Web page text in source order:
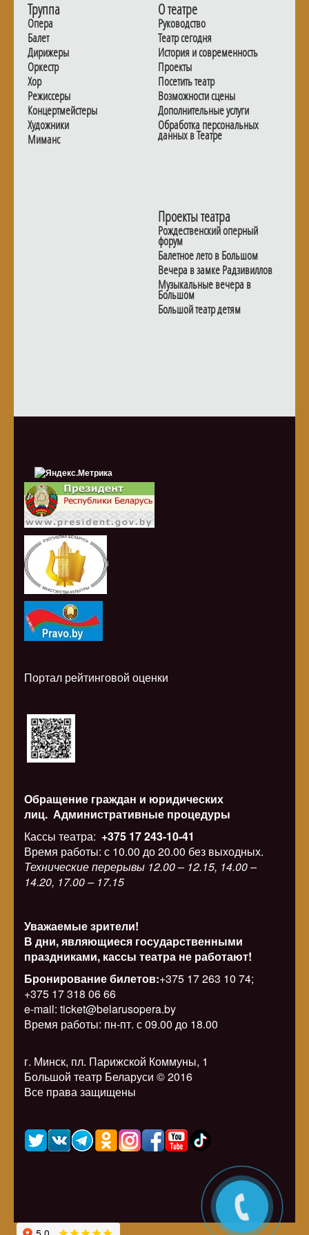
Труппа
Опера
Балет
Дирижеры
Оркестр
Хор
Режиссеры
Концертмейстеры
Художники
Миманс
О театре
Руководство
Театр сегодня
История и современность
Проекты
Посетить театр
Возможности сцены
Дополнительные услуги
Обработка персональных
данных в Театре
Проекты театра
Рождественский оперный
форум
Балетное лето в Большом
Вечера в замке Радзивиллов
Музыкальные вечера в
Большом
Большой театр детям
i
Портал рейтинговой оценки
Обращение граждан и юридических
лиц. Административные процедуры
Кассы театра: +375 17 243-10-41
Время работы: с 10.00 до 20.00 без выходных.
Технические перерывы 12.00 – 12.15, 14.00 –
14.20, 17.00 – 17.15
Уважаемые зрители!
В дни, являющиеся государственными
праздниками, кассы театра не работают!
Бронирование билетов:+375 17 263 10 74;
+375 17 318 06 66
e-mail: ticket@belarusopera.by
Время работы: пн-пт. с 09.00 до 18.00
г. Минск, пл. Парижской Коммуны, 1
Большой театр Беларуси © 2016
Все права защищены